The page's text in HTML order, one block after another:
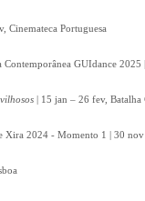
Cinemateca Portuguesa
GUIdance 2025
| 15 jan – 26 fev, Batalha
Xira 2024 - Momento 1 | 30